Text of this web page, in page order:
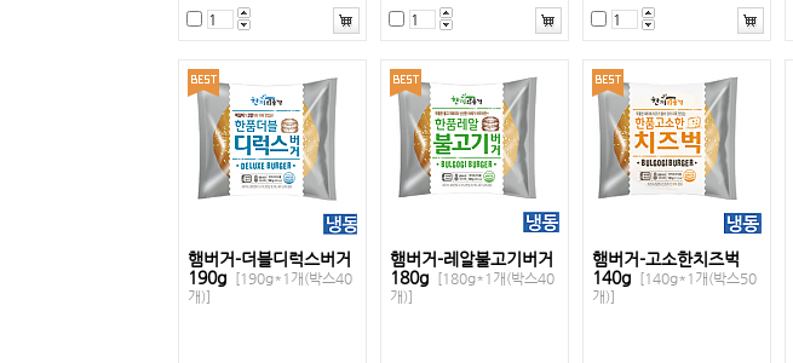
햄버거-더블디럭스버거
190g
[190g*1개(박스40
개)]
햄버거-레알불고기버거
180g
[180g*1개(박스40
개)]
햄버거-고소한치즈벅
140g
[140g*1개(박스50
개)]